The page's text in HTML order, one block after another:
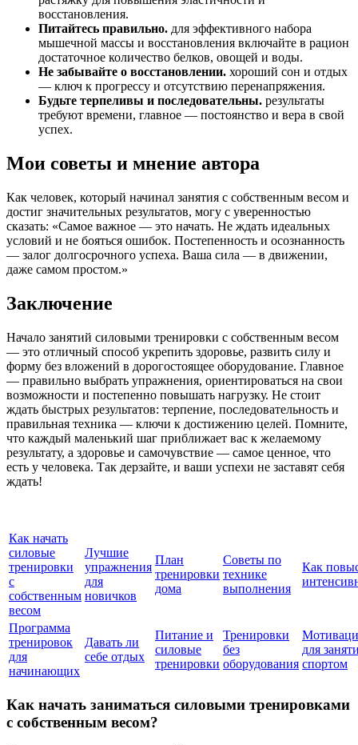
восстановления.
Питайтесь правильно. для эффективного набора
мышечной массы и восстановления включайте в рацион
достаточное количество белков, овощей и воды.
Не забывайте о восстановлении. хороший сон и отдых
— ключ к прогрессу и отсутствию перенапряжения.
Будьте терпеливы и последовательны. результаты
требуют времени, главное — постоянство и вера в свой
успех.
Мои советы и мнение автора
Как человек, который начинал занятия с собственным весом и
достиг значительных результатов, могу с уверенностью
сказать: «Самое важное — это начать. Не ждать идеальных
условий и не бояться ошибок. Постепенность и осознанность
— залог долгосрочного успеха. Ваша сила — в движении,
даже самом простом.»
Заключение
Начало занятий силовыми тренировки с собственным весом
— это отличный способ укрепить здоровье, развить силу и
форму без вложений в дорогостоящее оборудование. Главное
— правильно выбрать упражнения, ориентироваться на свои
возможности и постепенно повышать нагрузку. Не стоит
ждать быстрых результатов: терпение, последовательность и
правильная техника — ключи к достижению целей. Помните,
что каждый маленький шаг приближает вас к желаемому
результату, а здоровье и самочувствие — самое ценное, что
есть у человека. Так дерзайте, и ваши успехи не заставят себя
ждать!
Как начать
силовые
тренировки
с
собственным
весом
Лучшие
упражнения
для
новичков
План
тренировки
дома
Советы по
технике
выполнения
Как
Программа
тренировок
для
начинающих
Давать ли
себе отдых
Питание и
силовые
тренировки
Тренировки
без
оборудования
для
спортом
Как начать заниматься силовыми тренировками
с собственным весом?